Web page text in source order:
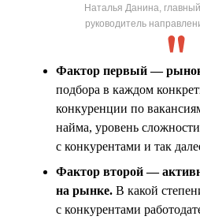
Наталья Данина,
руководитель
Фактор первый —
подбора в каждом
конкуренции по
найма, уровень
с конкурентами и так
Фактор второй —
на рынке. В какой
с конкурентами